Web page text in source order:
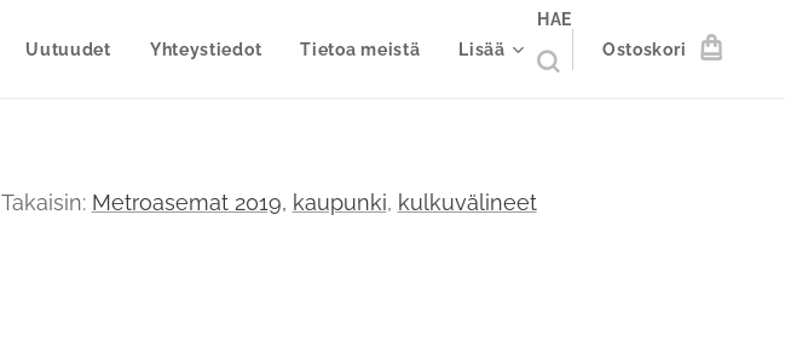
Uutuudet Yhteystiedot Tietoa meistä Lisää
HAE
Ostoskori
Takaisin: Metroasemat 2019, kaupunki, kulkuvälineet